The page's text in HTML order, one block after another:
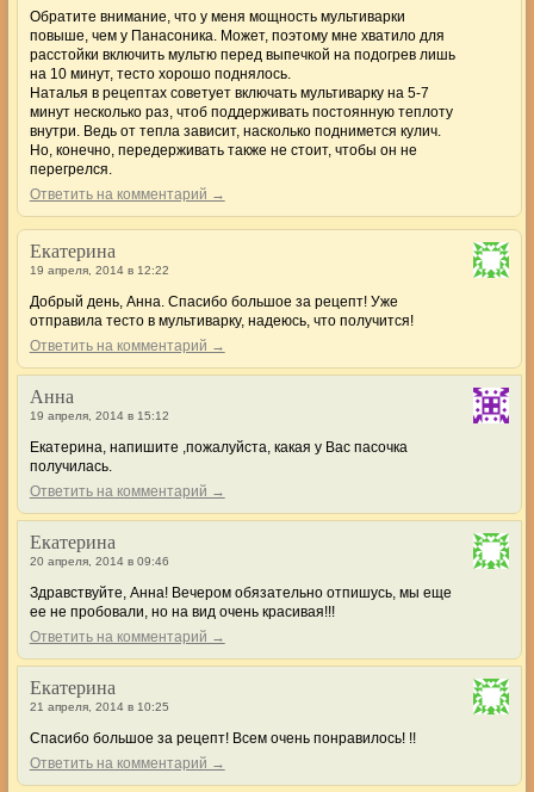
Обратите внимание, что у меня мощность мультиварки
повыше, чем у Панасоника. Может, поэтому мне хватило для
расстойки включить мультю перед выпечкой на подогрев лишь
на 10 минут, тесто хорошо поднялось.
Наталья в рецептах советует включать мультиварку на 5-7
минут несколько раз, чтоб поддерживать постоянную теплоту
внутри. Ведь от тепла зависит, насколько поднимется кулич.
Но, конечно, передерживать также не стоит, чтобы он не
перегрелся.
Ответить на комментарий →
Екатерина
19 апреля, 2014 в 12:22
Добрый день, Анна. Спасибо большое за рецепт! Уже
отправила тесто в мультиварку, надеюсь, что получится!
Ответить на комментарий →
Анна
19 апреля, 2014 в 15:12
Екатерина, напишите ,пожалуйста, какая у Вас пасочка
получилась.
Ответить на комментарий →
Екатерина
20 апреля, 2014 в 09:46
Здравствуйте, Анна! Вечером обязательно отпишусь, мы еще
ее не пробовали, но на вид очень красивая!!!
Ответить на комментарий →
Екатерина
21 апреля, 2014 в 10:25
Спасибо большое за рецепт! Всем очень понравилось! !!
Ответить на комментарий →